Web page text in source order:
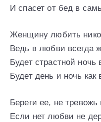
И спасет от бед в
Женщину любить
Ведь в любви всегда
Будет страстной
Будет день и ночь как
Береги ее, не тревожь
Если нет любви не